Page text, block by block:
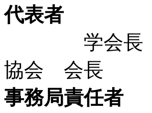
代表者
学会長 高
協会 会長
事務局責任者